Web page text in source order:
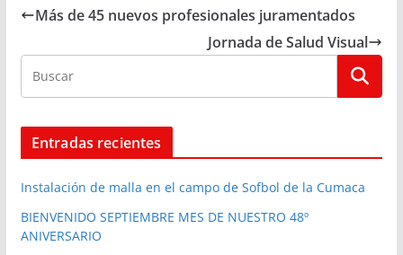
Más de 45 nuevos profesionales juramentados
Jornada de Salud Visual
Entradas recientes
Instalación de malla en el campo de Sofbol de la Cumaca
BIENVENIDO SEPTIEMBRE MES DE NUESTRO 48º
ANIVERSARIO